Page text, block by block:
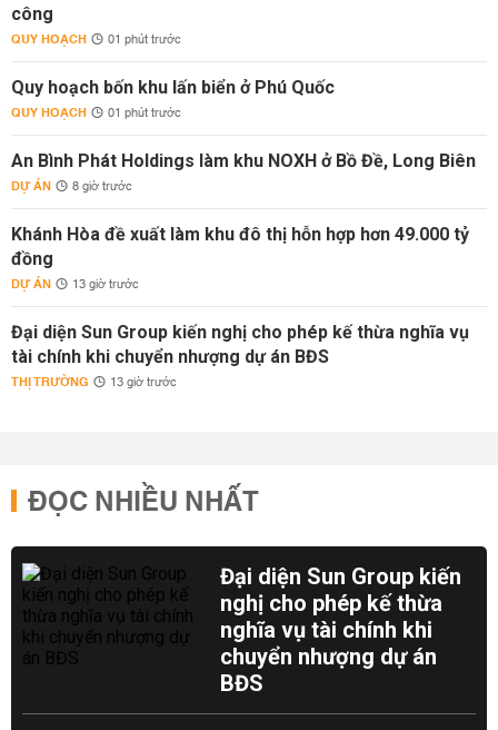
công
QUY HOẠCH 01 phút trước
Quy hoạch bốn khu lấn biển ở Phú Quốc
QUY HOẠCH 01 phút trước
An Bình Phát Holdings làm khu NOXH ở Bồ Đề, Long Biên
DỰ ÁN 8 giờ trước
Khánh Hòa đề xuất làm khu đô thị hỗn hợp hơn 49.000 tỷ
đồng
DỰ ÁN 13 giờ trước
Đại diện Sun Group kiến nghị cho phép kế thừa nghĩa vụ
tài chính khi chuyển nhượng dự án BĐS
THỊ TRƯỜNG 13 giờ trước
ĐỌC NHIỀU NHẤT
Đại diện Sun Group kiến
nghị cho phép kế thừa
nghĩa vụ tài chính khi
chuyển nhượng dự án
BĐS